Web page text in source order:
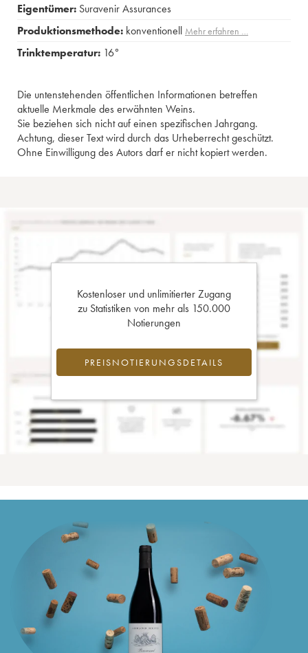
Eigentümer: Suravenir Assurances
Produktionsmethode: konventionell Mehr erfahren …
Trinktemperatur: 16°
Die untenstehenden öffentlichen Informationen betreffen
aktuelle Merkmale des erwähnten Weins.
Sie beziehen sich nicht auf einen spezifischen Jahrgang.
Achtung, dieser Text wird durch das Urheberrecht geschützt.
Ohne Einwilligung des Autors darf er nicht kopiert werden.
Kostenloser und unlimitierter Zugang
zu Statistiken von mehr als 150.000
Notierungen
PREISNOTIERUNGSDETAILS